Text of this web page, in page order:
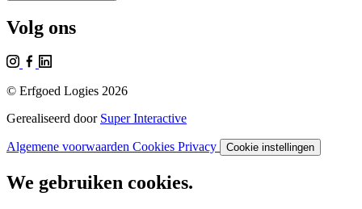
Volg ons
© Erfgoed Logies 2026
Gerealiseerd door Super Interactive
Algemene voorwaarden Cookies Privacy Cookie instellingen
We gebruiken cookies.